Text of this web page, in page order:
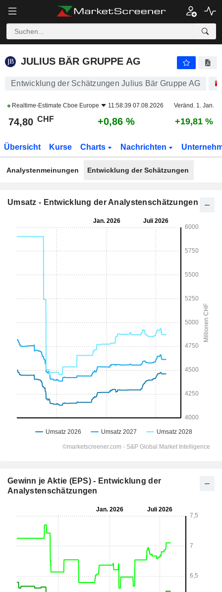
JULIUS BÄR GRUPPE AG
JULIUS BÄR GRUPPE AG
Entwicklung der Schätzungen Julius Bär Gruppe AG
Realtime-Estimate Cboe Europe 11:58:39 07.08.2026 Veränd. 1. Jan.
74,80 CHF +0,86 % +19,81 %
Übersicht Kurse Charts Nachrichten
Analystenmeinungen Entwicklung der Schätzungen
Umsatz - Entwicklung der Analystenschätzungen
Gewinn je Aktie (EPS) - Entwicklung der
Analystenschätzungen